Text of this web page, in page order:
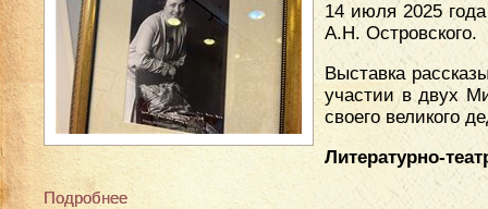
14 июля 2025
А.Н. Островского.
Выставка
участии в двух
своего великого
Литературно-
Подробнее